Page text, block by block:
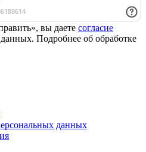
вы даете согласие
Подробнее об обработке
данных